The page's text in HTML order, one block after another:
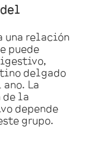
una relación
puede
delgado
La
de la
depende
grupo.